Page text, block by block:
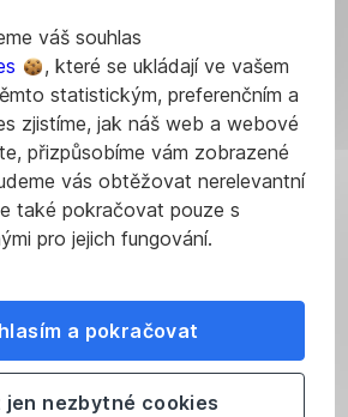
váš souhlas
, které se ukládají ve vašem
statistickým, preferenčním a
zjistíme, jak náš web a webové
přizpůsobíme vám zobrazené
vás obtěžovat nerelevantní
také pokračovat pouze s
pro jejich fungování.
a pokračovat
jen nezbytné cookies